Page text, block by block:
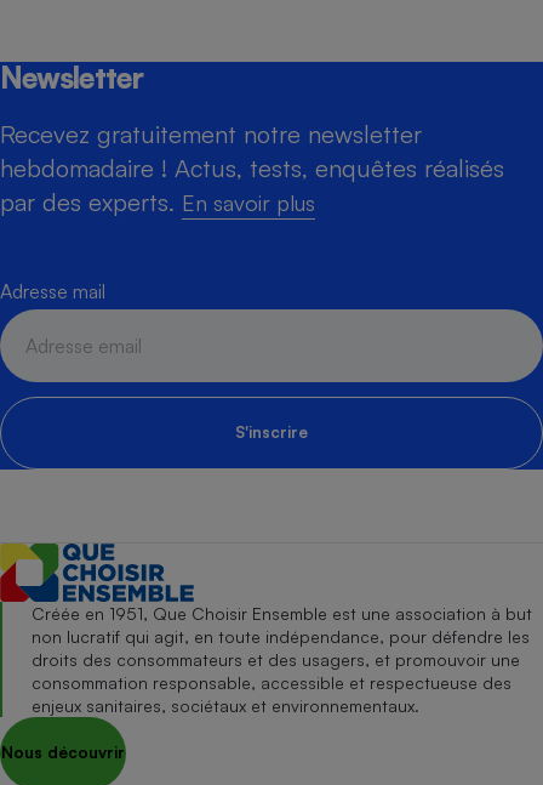
Newsletter
Recevez gratuitement notre newsletter
hebdomadaire ! Actus, tests, enquêtes réalisés
par des experts. En savoir plus
Adresse mail
S'inscrire
Créée en 1951, Que Choisir Ensemble est une association à but
non lucratif qui agit, en toute indépendance, pour défendre les
droits des consommateurs et des usagers, et promouvoir une
consommation responsable, accessible et respectueuse des
enjeux sanitaires, sociétaux et environnementaux.
Nous découvrir